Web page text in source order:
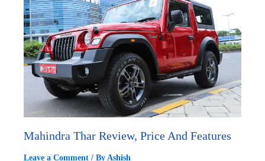
Mahindra Thar Review, Price And Features
Leave a Comment / By Ashish